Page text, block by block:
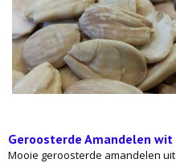
Geroosterde Amandelen wit
Mooie geroosterde amandelen uit